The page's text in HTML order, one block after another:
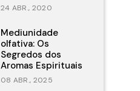
24 ABR., 2020
Mediunidade
olfativa: Os
Segredos dos
Aromas Espirituais
08 ABR., 2025